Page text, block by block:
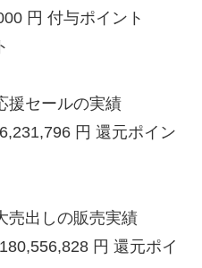
円 付与ポイント
援セールの実績
円 還元ポイン
出しの販売実績
円 還元ポイ